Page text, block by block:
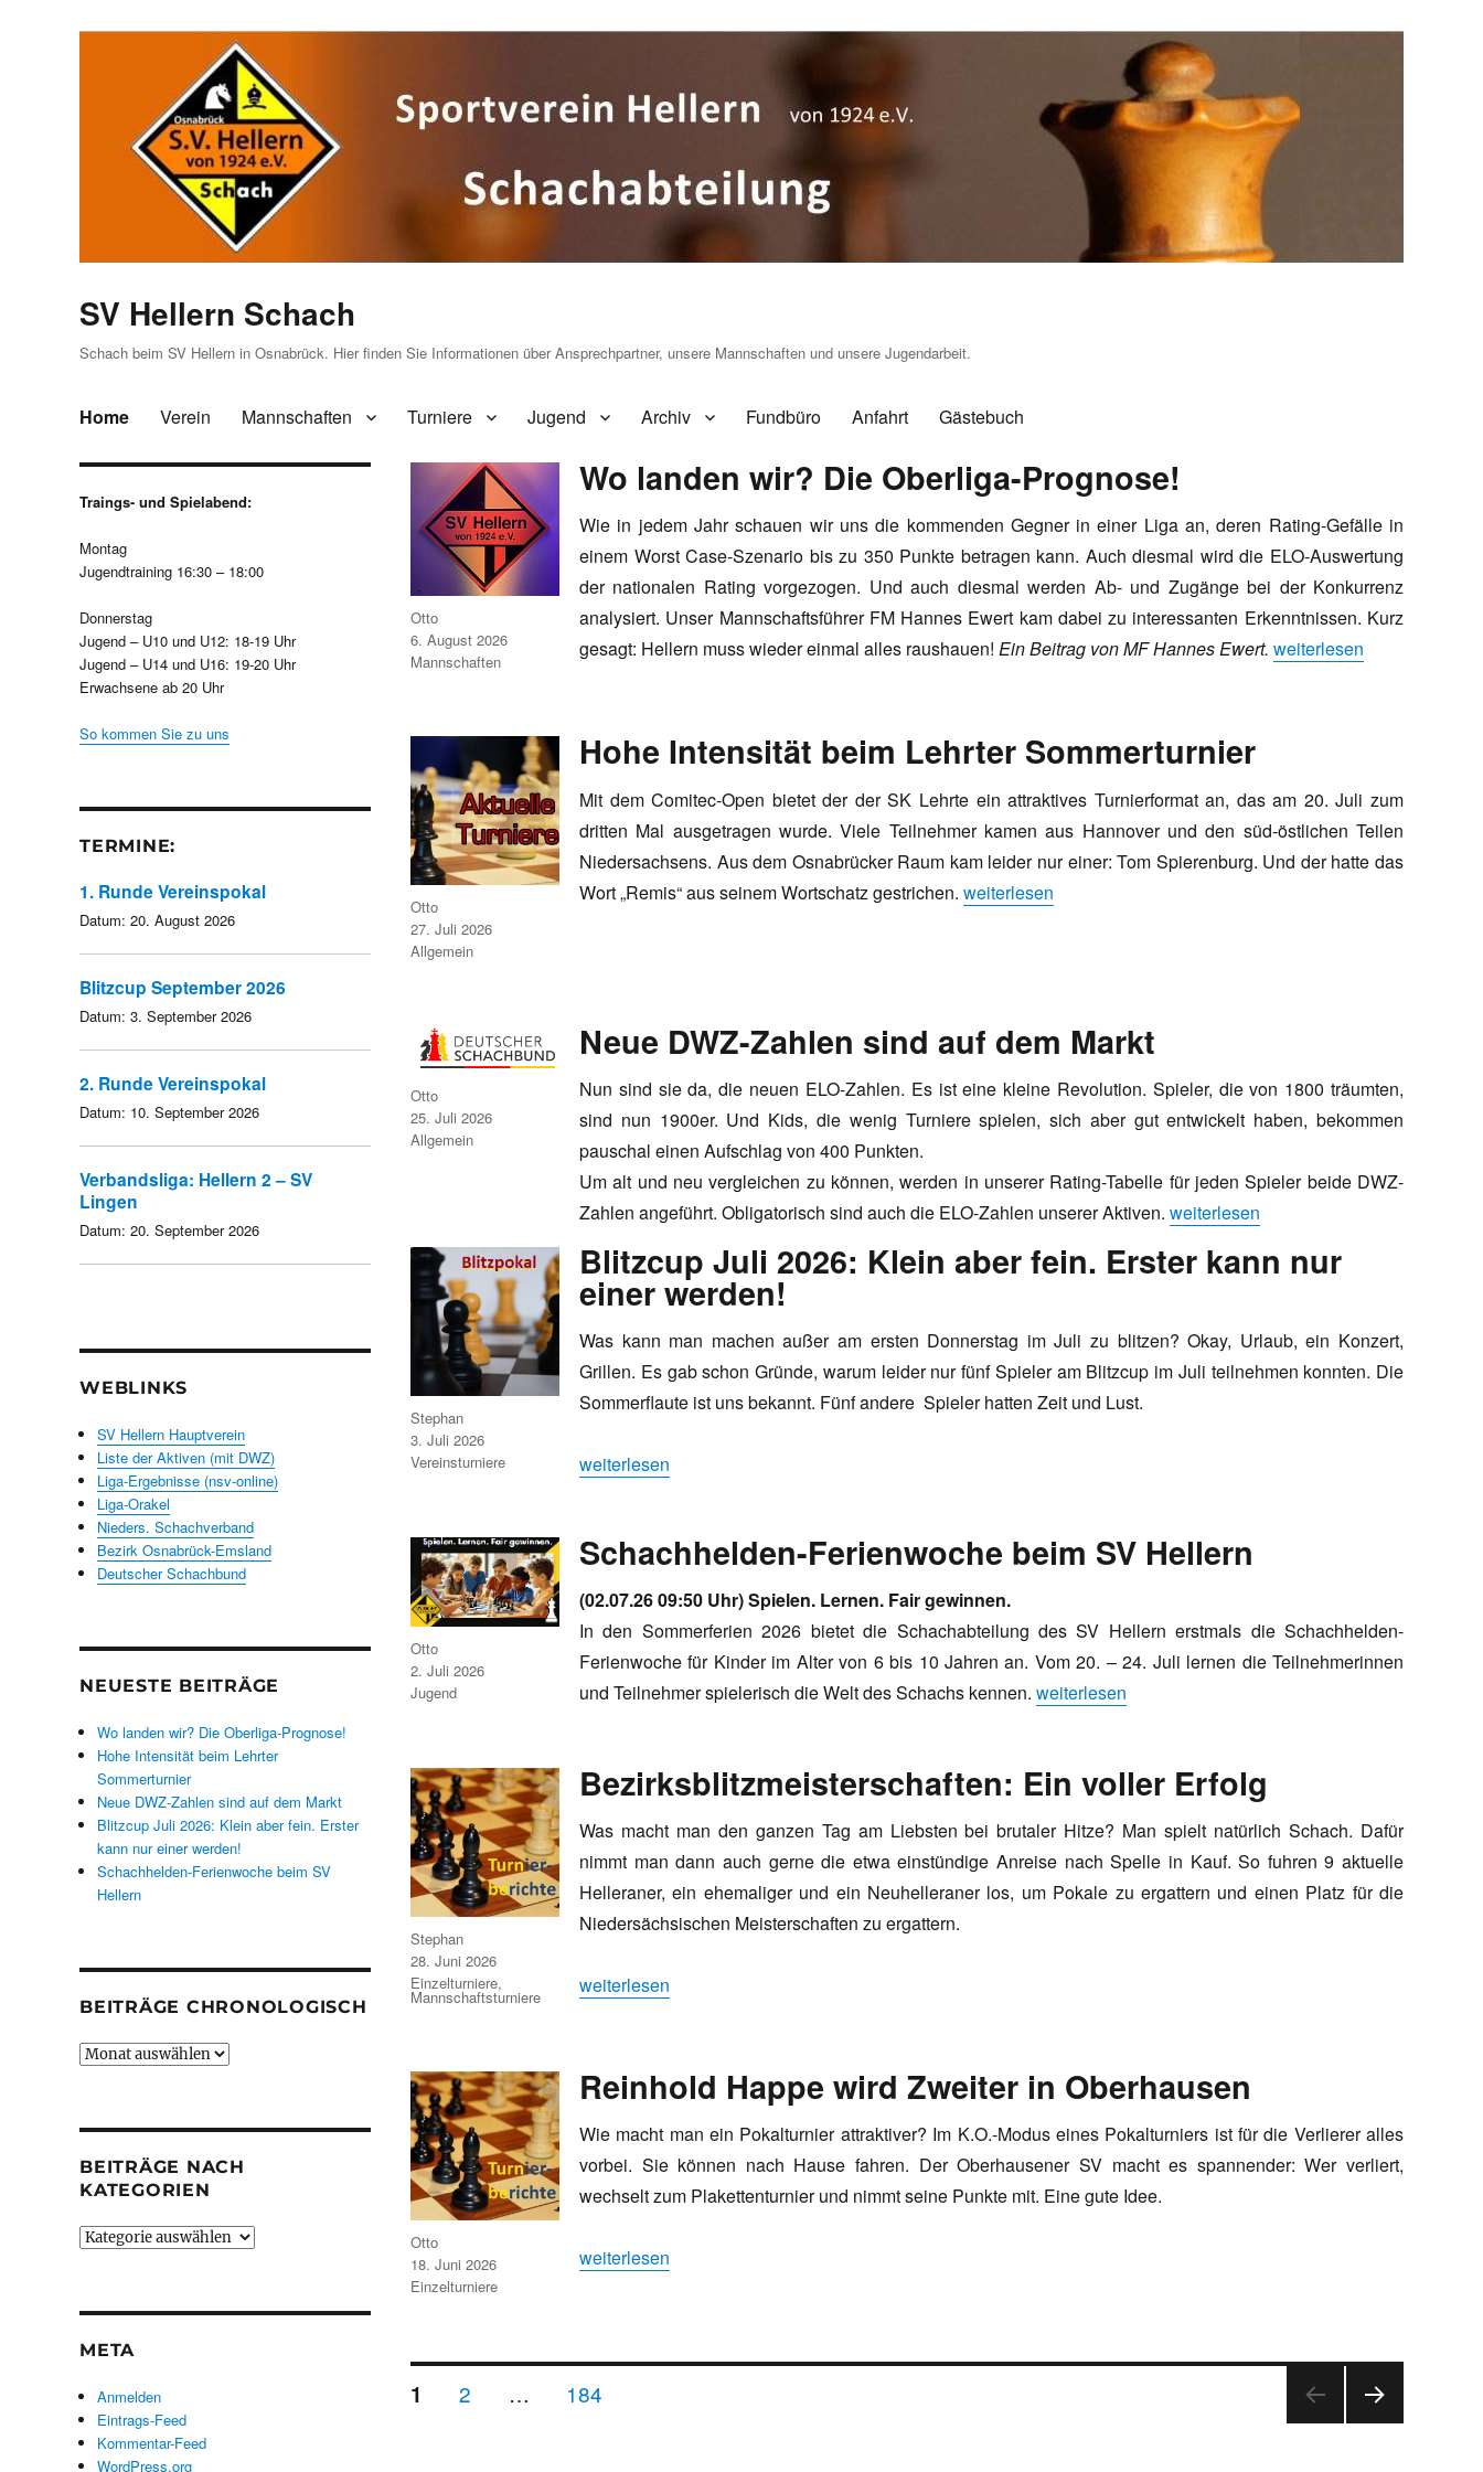
SV Hellern Schach
Schach beim SV Hellern in Osnabrück. Hier finden Sie Informationen über Ansprechpartner, unsere Mannschaften und unsere Jugendarbeit.
Home Verein Mannschaften Turniere Jugend Archiv Fundbüro Anfahrt Gästebuch
Wo landen wir? Die Oberliga-Prognose!
Wie in jedem Jahr schauen wir uns die kommenden Gegner in einer Liga an, deren Rating-Gefälle in
einem Worst Case-Szenario bis zu 350 Punkte betragen kann. Auch diesmal wird die ELO-Auswertung
der nationalen Rating vorgezogen. Und auch diesmal werden Ab- und Zugänge bei der Konkurrenz
analysiert. Unser Mannschaftsführer FM Hannes Ewert kam dabei zu interessanten Erkenntnissen. Kurz
gesagt: Hellern muss wieder einmal alles raushauen! Ein Beitrag von MF Hannes Ewert. „Wo landen wir? Die
weiterlesen
Autor
Otto
Veröffentlicht
am
6. August 2026
Kategorien
Mannschaften
Hohe Intensität beim Lehrter Sommerturnier
Mit dem Comitec-Open bietet der der SK Lehrte ein attraktives Turnierformat an, das am 20. Juli zum
dritten Mal ausgetragen wurde. Viele Teilnehmer kamen aus Hannover und den süd-östlichen Teilen
Niedersachsens. Aus dem Osnabrücker Raum kam leider nur einer: Tom Spierenburg. Und der hatte das
Wort „Remis“ aus seinem Wortschatz gestrichen. „Hohe Intensität beim Lehrter Sommerturnier“
weiterlesen
Autor
Otto
Veröffentlicht
am
27. Juli 2026
Kategorien
Allgemein
Neue DWZ-Zahlen sind auf dem Markt
Nun sind sie da, die neuen ELO-Zahlen. Es ist eine kleine Revolution. Spieler, die von 1800 träumten,
sind nun 1900er. Und Kids, die wenig Turniere spielen, sich aber gut entwickelt haben, bekommen
pauschal einen Aufschlag von 400 Punkten.
Um alt und neu vergleichen zu können, werden in unserer Rating-Tabelle für jeden Spieler beide DWZ-
Zahlen angeführt. Obligatorisch sind auch die ELO-Zahlen unserer Aktiven. „Neue DWZ-Zahlen sind auf dem Markt“
weiterlesen
Autor
Otto
Veröffentlicht
am
25. Juli 2026
Kategorien
Allgemein
Blitzcup Juli 2026: Klein aber fein. Erster kann nur
einer werden!
Was kann man machen außer am ersten Donnerstag im Juli zu blitzen? Okay, Urlaub, ein Konzert,
Grillen. Es gab schon Gründe, warum leider nur fünf Spieler am Blitzcup im Juli teilnehmen konnten. Die
Sommerflaute ist uns bekannt. Fünf andere Spieler hatten Zeit und Lust.
„Blitzcup Juli 2026: Klein aber fein. Erster kann nur einer werden!“
weiterlesen
Autor
Stephan
Veröffentlicht
am
3. Juli 2026
Kategorien
Vereinsturniere
Schachhelden-Ferienwoche beim SV Hellern
(02.07.26 09:50 Uhr) Spielen. Lernen. Fair gewinnen.
In den Sommerferien 2026 bietet die Schachabteilung des SV Hellern erstmals die Schachhelden-
Ferienwoche für Kinder im Alter von 6 bis 10 Jahren an. Vom 20. – 24. Juli lernen die Teilnehmerinnen
und Teilnehmer spielerisch die Welt des Schachs kennen. „Schachhelden-Ferienwoche beim SV Hellern“
weiterlesen
Autor
Otto
Veröffentlicht
am
2. Juli 2026
Kategorien
Jugend
Bezirksblitzmeisterschaften: Ein voller Erfolg
Was macht man den ganzen Tag am Liebsten bei brutaler Hitze? Man spielt natürlich Schach. Dafür
nimmt man dann auch gerne die etwa einstündige Anreise nach Spelle in Kauf. So fuhren 9 aktuelle
Helleraner, ein ehemaliger und ein Neuhelleraner los, um Pokale zu ergattern und einen Platz für die
Niedersächsischen Meisterschaften zu ergattern.
„Bezirksblitzmeisterschaften: Ein voller Erfolg“
weiterlesen
Autor
Stephan
Veröffentlicht
am
28. Juni 2026
Kategorien
Einzelturniere,
Mannschaftsturniere
Reinhold Happe wird Zweiter in Oberhausen
Wie macht man ein Pokalturnier attraktiver? Im K.O.-Modus eines Pokalturniers ist für die Verlierer alles
vorbei. Sie können nach Hause fahren. Der Oberhausener SV macht es spannender: Wer verliert,
wechselt zum Plakettenturnier und nimmt seine Punkte mit. Eine gute Idee.
„Reinhold Happe wird Zweiter in Oberhausen“
weiterlesen
Autor
Otto
Veröffentlicht
am
18. Juni 2026
Kategorien
Einzelturniere
Seitennummerierung
SEITE
1 SEITE
2 … SEITE
184
Traings- und Spielabend:
Montag
Jugendtraining 16:30 – 18:00
Donnerstag
Jugend – U10 und U12: 18-19 Uhr
Jugend – U14 und U16: 19-20 Uhr
Erwachsene ab 20 Uhr
So kommen Sie zu uns
TERMINE:
1. Runde Vereinspokal
Datum: 20. August 2026
Blitzcup September 2026
Datum: 3. September 2026
2. Runde Vereinspokal
Datum: 10. September 2026
Verbandsliga: Hellern 2 – SV
Lingen
Datum: 20. September 2026
WEBLINKS
SV Hellern Hauptverein
Liste der Aktiven (mit DWZ)
Liga-Ergebnisse (nsv-online)
Liga-Orakel
Nieders. Schachverband
Bezirk Osnabrück-Emsland
Deutscher Schachbund
NEUESTE BEITRÄGE
Wo landen wir? Die Oberliga-Prognose!
Hohe Intensität beim Lehrter
Sommerturnier
Neue DWZ-Zahlen sind auf dem Markt
Blitzcup Juli 2026: Klein aber fein. Erster
kann nur einer werden!
Schachhelden-Ferienwoche beim SV
Hellern
BEITRÄGE CHRONOLOGISCH
Beiträge
BEITRÄGE NACH
KATEGORIEN
Beiträge
META
Anmelden
Eintrags-Feed
Kommentar-Feed
WordPress.org